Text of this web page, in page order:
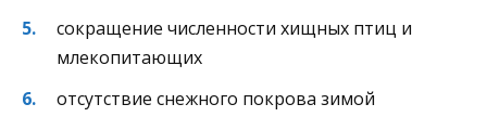
сокращение численности хищных птиц и
млекопитающих
отсутствие снежного покрова зимой